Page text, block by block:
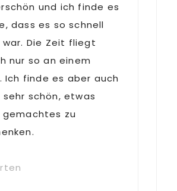
und ich finde es
dass es so schnell
Die Zeit fliegt
nur so an einem
Ich finde es aber auch
sehr schön, etwas
zu